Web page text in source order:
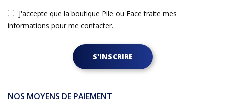
J'accepte que la boutique Pile ou Face traite mes
informations pour me contacter.
S'INSCRIRE
NOS MOYENS DE PAIEMENT